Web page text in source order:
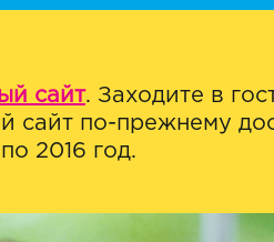
сайт. Заходите в
сайт по-прежнему
2016 год.